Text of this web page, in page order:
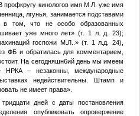
профкругу кинологов имя М.Л. уже имя
лгунья, занимается подставами
том, что не особо образованных
уже много лет» (т. 1 л. д. 23);
госпожи М.Л. .» (т. 1 л.д. 24),
ФБ и обратилась для комментарием,
На сегодняшн6ий день мы имеем
НРКА – незаконны, международные
недействительны. Штамп и
не имеет права».
дней с даты постановления
опубликовать опровержение